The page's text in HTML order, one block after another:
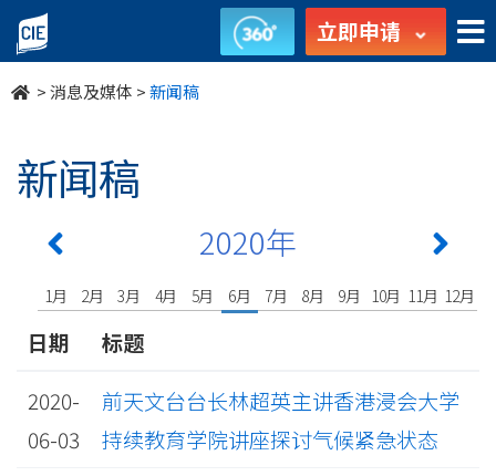
undefined 立即申请
>消息及媒体 >新闻稿
新闻稿
2020年
1月 2月 3月 4月 5月 6月 7月 8月 9月 10月 11月 12月
日期
标题
2020-
06-03
前天文台台长林超英主讲香港浸会大学
持续教育学院讲座探讨气候紧急状态